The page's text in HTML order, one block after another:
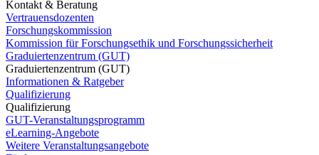
Kontakt & Beratung
Vertrauensdozenten
Forschungskommission
Kommission für Forschungsethik und Forschungssicherheit
Graduiertenzentrum (GUT)
Graduiertenzentrum (GUT)
Informationen & Ratgeber
Qualifizierung
Qualifizierung
GUT-Veranstaltungsprogramm
eLearning-Angebote
Weitere Veranstaltungsangebote